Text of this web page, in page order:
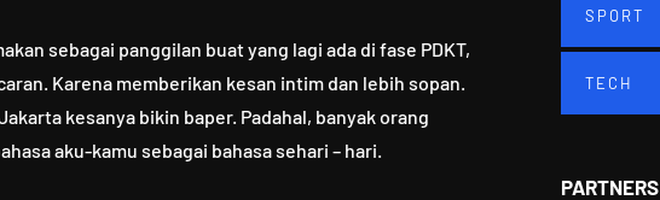
sebagai panggilan buat yang lagi ada di fase PDKT,
Karena memberikan kesan intim dan lebih sopan.
kesanya bikin baper. Padahal, banyak orang
aku-kamu sebagai bahasa sehari – hari.
SPORT
TECH
PARTNERS